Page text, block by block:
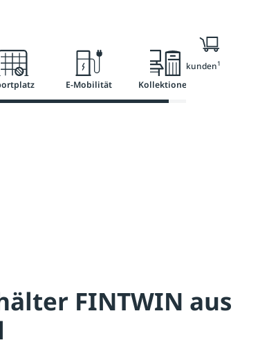
E-Mobilität Kollektionen
Nur für Geschäftskunden1
FINTWIN aus